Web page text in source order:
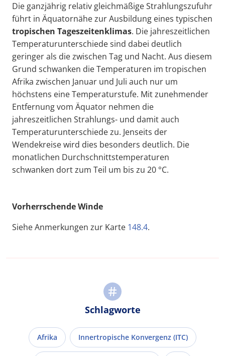
Die ganzjährig relativ gleichmäßige Strahlungszufuhr
führt in Äquatornähe zur Ausbildung eines typischen
tropischen Tageszeitenklimas. Die jahreszeitlichen
Temperaturunterschiede sind dabei deutlich
geringer als die zwischen Tag und Nacht. Aus diesem
Grund schwanken die Temperaturen im tropischen
Afrika zwischen Januar und Juli auch nur um
höchstens eine Temperaturstufe. Mit zunehmender
Entfernung vom Äquator nehmen die
jahreszeitlichen Strahlungs- und damit auch
Temperaturunterschiede zu. Jenseits der
Wendekreise wird dies besonders deutlich. Die
monatlichen Durchschnittstemperaturen
schwanken dort zum Teil um bis zu 20 °C.
Vorherrschende Winde
Siehe Anmerkungen zur Karte 148.4.
Schlagworte
Afrika Innertropische Konvergenz (ITC)